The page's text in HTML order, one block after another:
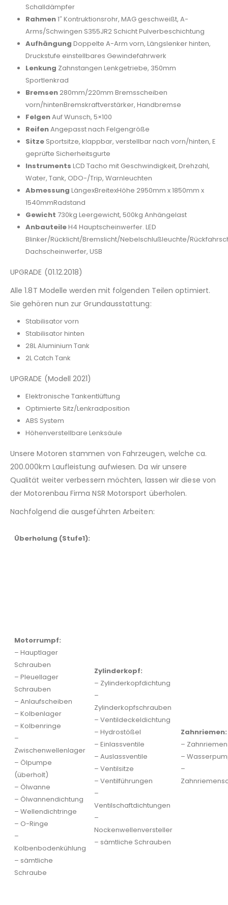
Schalldämpfer
Rahmen1″ Kontruktionsrohr, MAG geschweißt, A-
Arms/Schwingen S355JR2 Schicht Pulverbeschichtung
Aufhängung Doppelte A-Arm vorn, Längslenker hinten,
Druckstufe einstellbares Gewindefahrwerk
Lenkung Zahnstangen Lenkgetriebe, 350mm
Sportlenkrad
Bremsen280mm/220mm Bremsscheiben
vorn/hintenBremskraftverstärker, Handbremse
FelgenAuf Wunsch, 5×100
ReifenAngepasst nach Felgengröße
Sitze Sportsitze, klappbar, verstellbar nach vorn/hinten, E
geprüfte Sicherheitsgurte
Instruments LCD Tacho mit Geschwindigkeit, Drehzahl,
Water, Tank, ODO-/Trip, Warnleuchten
Abmessung LängexBreitexHöhe 2950mm x 1850mm x
1540mmRadstand
Gewicht 730kg Leergewicht, 500kg Anhängelast
AnbauteileH4 Hauptscheinwerfer. LED
Blinker/Rücklicht/Bremslicht/Nebelschlußleuchte/
Dachscheinwerfer, USB
UPGRADE (01.12.2018)
Alle 1.8T Modelle werden mit folgenden Teilen optimiert.
Sie gehören nun zur Grundausstattung:
Stabilisator vorn
Stabilisator hinten
28L Aluminium Tank
2L Catch Tank
UPGRADE (Modell 2021)
Elektronische Tankentlüftung
Optimierte Sitz/Lenkradposition
ABS System
Höhenverstellbare Lenksäule
Unsere Motoren stammen von Fahrzeugen, welche ca.
200.000km Laufleistung aufwiesen. Da wir unsere
Qualität weiter verbessern möchten, lassen wir diese von
der Motorenbau Firma NSR Motorsport überholen.
Nachfolgend die ausgeführten Arbeiten:
Überholung (Stufe1):
Motorrumpf:
– Hauptlager
Schrauben
– Pleuellager
Schrauben
– Anlaufscheiben
– Kolbenlager
– Kolbenringe
–
Zwischenwellenlager
– Ölpumpe
(überholt)
– Ölwanne
– Ölwannendichtung
– Wellendichtringe
– O-Ringe
–
Kolbenbodenkühlung
– sämtliche
Schraube
Zylinderkopf:
– Zylinderkopfdichtung
–
Zylinderkopfschrauben
– Ventildeckeldichtung
– Hydrostößel
– Einlassventile
– Auslassventile
– Ventilsitze
– Ventilführungen
–
Ventilschaftdichtungen
–
Nockenwellenversteller
– sämtliche Schrauben
Zahnriemen:
–
–
–